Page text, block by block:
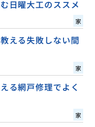
日曜大工のススメ
家
える失敗しない間
家
る網戸修理でよく
家